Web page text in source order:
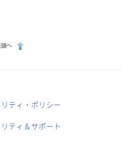
ティ・ポリシー
ティ＆サポート